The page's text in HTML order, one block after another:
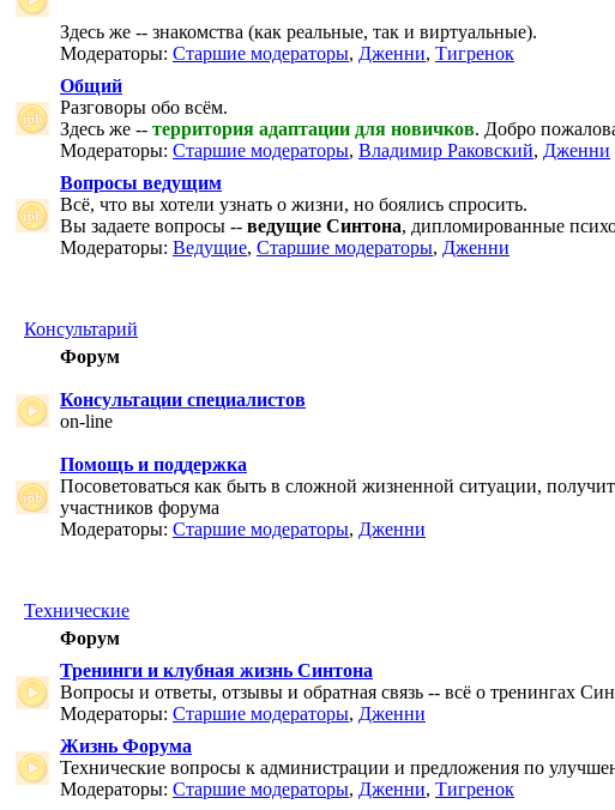
Здесь же -- знакомства (как реальные, так и виртуальные).
Модераторы: Старшие модераторы, Дженни, Тигренок
Общий
Разговоры обо всём.
Здесь же -- территория адаптации для новичков. Добро
Модераторы: Старшие модераторы, Владимир Раковский, Дженни
Вопросы ведущим
Всё, что вы хотели узнать о жизни, но боялись спросить.
Вы задаете вопросы -- ведущие Синтона, дипломированные
Модераторы: Ведущие, Старшие модераторы, Дженни
Консультарий
Форум
Консультации специалистов
on-line
Помощь и поддержка
Посоветоваться как быть в сложной жизненной ситуации,
участников форума
Модераторы: Старшие модераторы, Дженни
Технические
Форум
Тренинги и клубная жизнь Синтона
Вопросы и ответы, отзывы и обратная связь -- всё о тренингах
Модераторы: Старшие модераторы, Дженни
Жизнь Форума
Технические вопросы к администрации и предложения по
Модераторы: Старшие модераторы, Дженни, Тигренок